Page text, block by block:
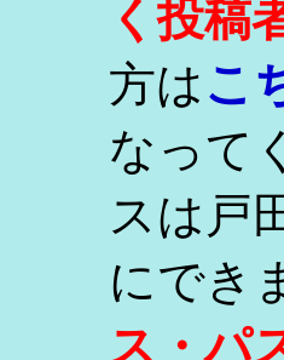
く投稿
方はこ
なって
スは戸
にでき
ス・パ